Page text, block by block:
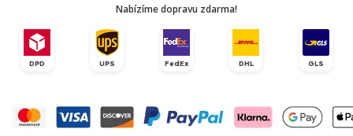
Nabízíme dopravu zdarma!
DPD UPS FedEx DHL GLS